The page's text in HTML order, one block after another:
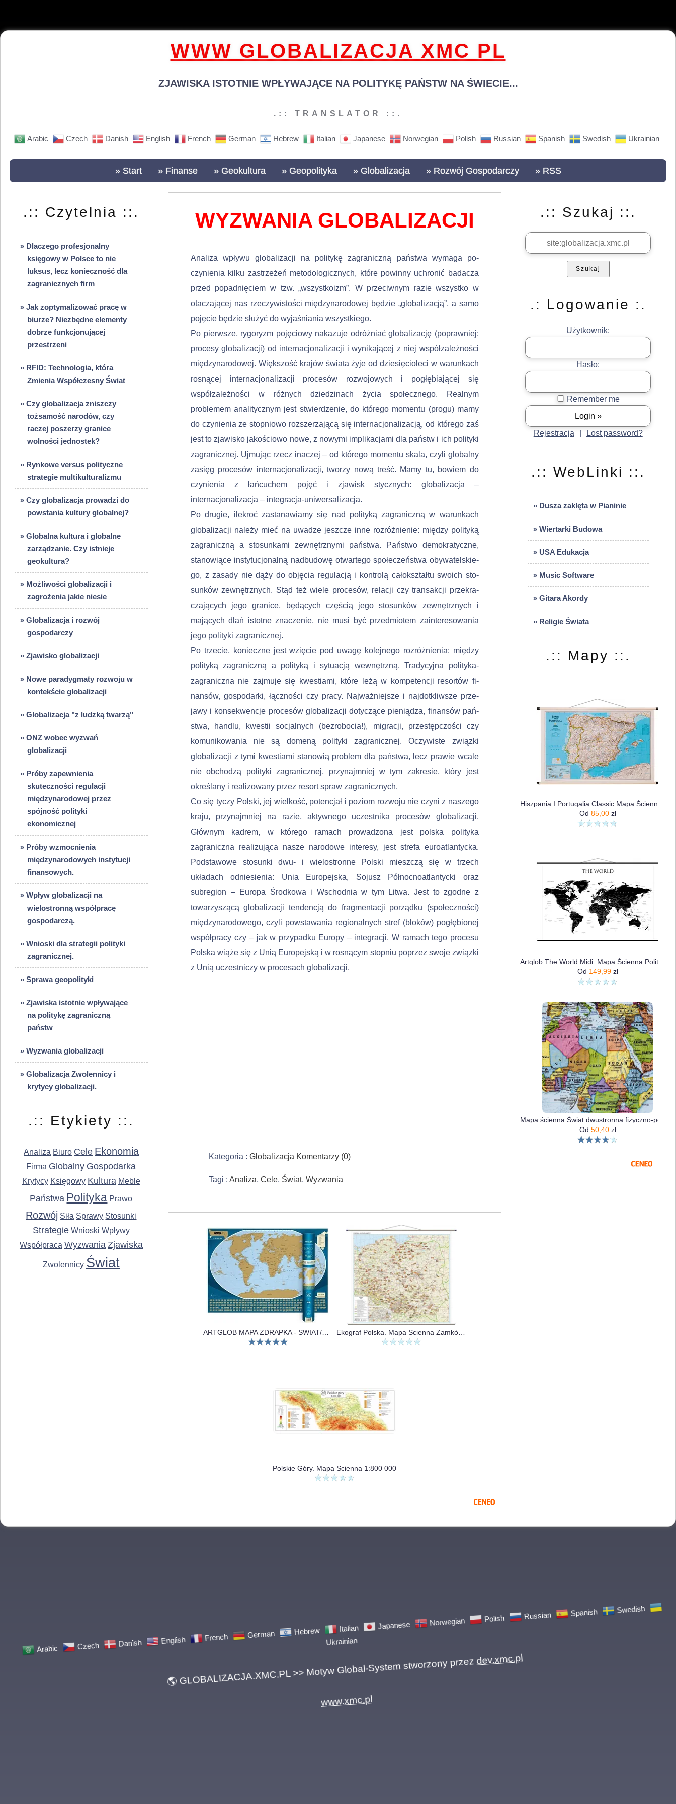
WWW GLOBALIZACJA XMC PL
ZJAWISKA ISTOTNIE WPŁYWAJĄCE NA POLITYKĘ PAŃSTW NA ŚWIECIE...
.:: TRANSLATOR ::.
Arabic Czech Danish English French German Hebrew Italian Japanese Norwegian Polish Russian Spanish Swedish Ukrainian
» Start » Finanse » Geokultura » Geopolityka » Globalizacja » Rozwój Gospodarczy » RSS
.:: Czytelnia ::.
» Dlaczego profesjonalny
księgowy w Polsce to nie
luksus, lecz konieczność dla
zagranicznych firm
» Jak zoptymalizować pracę w
biurze? Niezbędne elementy
dobrze funkcjonującej
przestrzeni
» RFID: Technologia, która
Zmienia Współczesny Świat
» Czy globalizacja zniszczy
tożsamość narodów, czy
raczej poszerzy granice
wolności jednostek?
» Rynkowe versus polityczne
strategie multikulturalizmu
» Czy globalizacja prowadzi do
powstania kultury globalnej?
» Globalna kultura i globalne
zarządzanie. Czy istnieje
geokultura?
» Możliwości globalizacji i
zagrożenia jakie niesie
» Globalizacja i rozwój
gospodarczy
» Zjawisko globalizacji
» Nowe paradygmaty rozwoju w
kontekście globalizacji
» Globalizacja "z ludzką twarzą"
» ONZ wobec wyzwań
globalizacji
» Próby zapewnienia
skuteczności regulacji
międzynarodowej przez
spójność polityki
ekonomicznej
» Próby wzmocnienia
międzynarodowych instytucji
finansowych.
» Wpływ globalizacji na
wielostronną współpracę
gospodarczą.
» Wnioski dla strategii polityki
zagranicznej.
» Sprawa geopolityki
» Zjawiska istotnie wpływające
na politykę zagraniczną
państw
» Wyzwania globalizacji
» Globalizacja Zwolennicy i
krytycy globalizacji.
.:: Etykiety ::.
Analiza Biuro Cele Ekonomia
Firma Globalny Gospodarka
Krytycy Księgowy Kultura Meble
Państwa Polityka Prawo
Rozwój Siła Sprawy Stosunki
Strategie Wnioski Wpływy
Współpraca Wyzwania Zjawiska
Zwolennicy Świat
WYZWANIA GLOBALIZACJI
Analiza wpływu globalizacji na politykę zagraniczną państwa wymaga po­
czynienia kilku zastrzeżeń metodologicznych, które powinny uchronić badacza
przed popadnięciem w tzw. „wszystkoizm”. W przeciwnym razie wszystko w
otaczającej nas rzeczywistości międzyna­rodowej będzie „globalizacją”, a samo
pojęcie będzie służyć do wyjaśniania wszystkiego.
Po pierwsze, rygoryzm pojęciowy nakazuje odróżniać globalizację (poprawniej:
procesy globalizacji) od internacjonalizacji i wynikającej z niej współzależności
międzynarodowej. Większość krajów świata żyje od dzie­sięcioleci w warunkach
rosnącej internacjonalizacji procesów rozwojowych i pogłębiającej się
współzależności w różnych dziedzinach życia społecznego. Realnym
problemem analitycznym jest stwierdzenie, do którego momentu (progu) mamy
do czynienia ze stopniowo rozszerzającą się internacjonalizacją, od którego zaś
jest to zjawisko jakościowo nowe, z nowymi implikacjami dla państw i ich polityki
zagranicznej. Ujmując rzecz inaczej – od którego momentu skala, czyli globalny
zasięg procesów internacjonalizacji, tworzy nową treść. Mamy tu, bowiem do
czynienia z łańcuchem pojęć i zjawisk stycznych: globalizacja –
internacjonalizacja – integracja-uniwersalizacja.
Po drugie, ilekroć zastanawiamy się nad polityką zagraniczną w warunkach
globalizacji należy mieć na uwadze jeszcze inne rozróżnienie: między polityką
zagraniczną a stosunkami zewnętrznymi państwa. Państwo demokratyczne,
stanowiące instytucjonalną nadbudowę otwartego społeczeństwa obywatelskie­
go, z zasady nie dąży do objęcia regulacją i kontrolą całokształtu swoich sto­
sunków zewnętrznych. Stąd też wiele procesów, relacji czy transakcji przekra­
czających jego granice, będących częścią jego stosunków zewnętrznych i
mających dlań istotne znaczenie, nie musi być przedmiotem zainteresowania
jego polityki zagranicznej.
Po trzecie, konieczne jest wzięcie pod uwagę kolejnego rozróżnienia: mię­dzy
polityką zagraniczną a polityką i sytuacją wewnętrzną. Tradycyjna polityka-
zagraniczna nie zajmuje się kwestiami, które leżą w kompetencji resortów fi­
nansów, gospodarki, łączności czy pracy. Najważniejsze i najdotkliwsze prze­
jawy i konsekwencje procesów globalizacji dotyczące pieniądza, finansów pań­
stwa, handlu, kwestii socjalnych (bezrobocia!), migracji, przestępczości czy
komunikowania nie są domeną polityki zagranicznej. Oczywiste związki
globalizacji z tymi kwestiami stanowią problem dla państwa, lecz prawie wcale
nie obcho­dzą polityki zagranicznej, przynajmniej w tym zakresie, który jest
określany i realizowany przez resort spraw zagranicznych.
Co się tyczy Polski, jej wielkość, potencjał i poziom rozwoju nie czyni z naszego
kraju, przynajmniej na razie, aktywnego uczestnika procesów globalizacji.
Głównym kadrem, w którego ramach prowadzona jest polska po­lityka
zagraniczna realizująca nasze narodowe interesy, jest strefa euroatlantycka.
Podstawowe stosunki dwu- i wielostronne Polski mieszczą się w trzech
układach odniesienia: Unia Europejska, Sojusz Północnoatlantycki oraz
subregion – Europa Środkowa i Wschodnia w tym Litwa. Jest to zgodne z
towarzyszącą globalizacji tendencją do fragmentacji porządku (społeczności)
międzynarodowego, czyli powstawania regionalnych stref (blo­ków) pogłębionej
współpracy czy – jak w przypadku Europy – integracji. W ramach tego procesu
Polska wiąże się z Unią Europejską i w rosnącym stopniu poprzez swoje związki
z Unią uczestniczy w procesach globalizacji.
Kategoria : Globalizacja Komentarzy (0)
Tagi : Analiza, Cele, Świat, Wyzwania
ARTGLOB MAPA ZDRAPKA - ŚWIAT/THE WORD 1:50 000 000 W.ANG Ekograf Polska. Mapa Ścienna Zamków 1:700 000
Polskie Góry. Mapa Ścienna 1:800 000
.:: Szukaj ::.
Szukaj
.: Logowanie :.
Użytkownik:
Hasło:
Remember me
Rejestracja Lost password?
.:: WebLinki ::.
» Dusza zaklęta w Pianinie
» Wiertarki Budowa
» USA Edukacja
» Music Software
» Gitara Akordy
» Religie Świata
.:: Mapy ::.
Od 85,00zł
Od 149,99zł
Od 50,40zł
Hebrew Italian Japanese
Ukrainian
🌎 GLOBALIZACJA.XMC.PL >> Motyw Global-System stworzony przez
www.xmc.pl